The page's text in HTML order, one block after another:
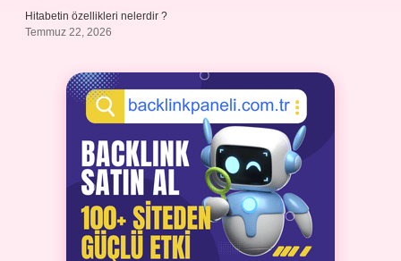
Hitabetin özellikleri nelerdir ?
Temmuz 22, 2026